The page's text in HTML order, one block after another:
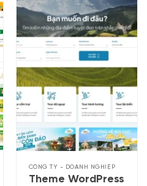
CÔNG TY - DOANH NGHIỆP
Theme WordPress